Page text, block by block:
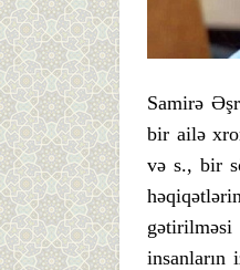
Samirə
bir ailə
və s., bir
insanların